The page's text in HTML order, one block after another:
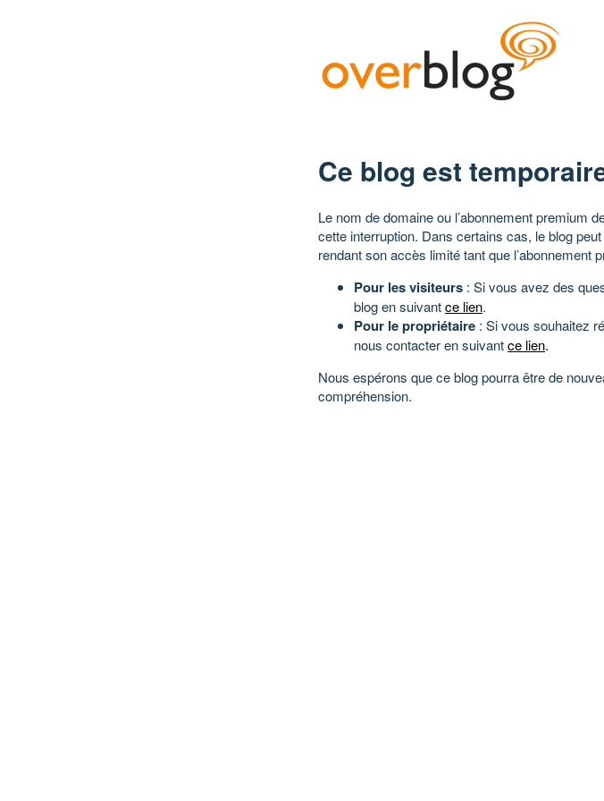
Ce blog est
Le nom de domaine ou l’abonnement premium
cette interruption. Dans certains cas, le blog
rendant son accès limité tant que l’abonnement
Pour les visiteurs : Si vous avez des
blog en suivantce lien.
Pour le propriétaire : Si vous souhaitez
nous contacter en suivantce lien.
Nous espérons que ce blog pourra être de
compréhension.